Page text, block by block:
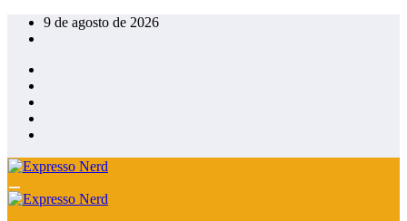
Pular
para
conteúdo
9 de agosto de 2026